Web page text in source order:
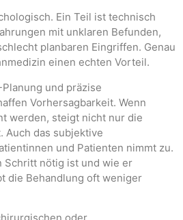
Ein Teil ist technisch
mit unklaren Befunden,
planbaren Eingriffen. Genau
einen echten Vorteil.
und präzise
Vorhersagbarkeit. Wenn
werden, steigt nicht nur die
Auch das subjektive
und Patienten nimmt zu.
Schritt nötig ist und wie er
die Behandlung oft weniger